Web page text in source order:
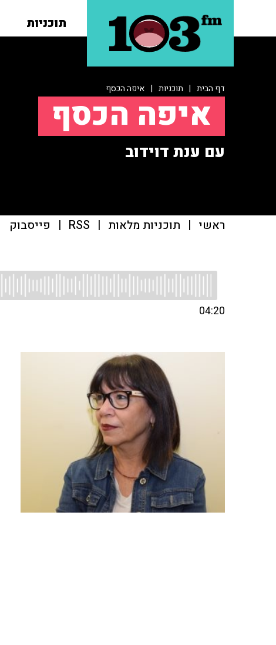
תוכניות
דף הבית | תוכניות | איפה הכסף
איפה הכסף
עם ענת דוידוב
ראשי | תוכניות מלאות |
RSS
| פייסבוק
04:20